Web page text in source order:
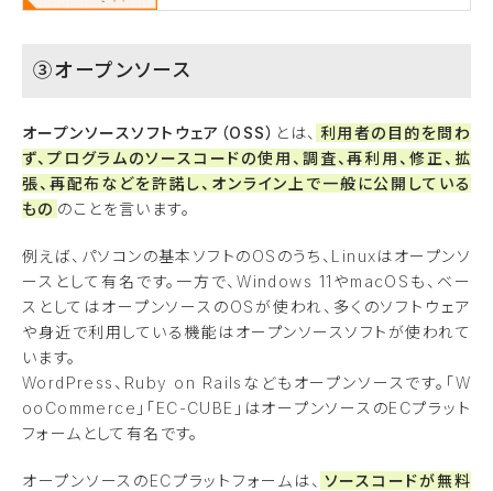
③オープンソース
オープンソースソフトウェア（OSS） とは、 利用者の目的を問わ
ず、プログラムのソースコードの使用、調査、再利用、修正、拡
張、再配布などを許諾し、オンライン上で一般に公開している
もの のことを言います。
例えば、パソコンの基本ソフトのOSのうち、Linuxはオープンソ
ースとして有名です。一方で、Windows 11やmacOSも、ベー
スとしてはオープンソースのOSが使われ、多くのソフトウェア
や身近で利用している機能はオープンソースソフトが使われて
います。
WordPress、Ruby on Railsなどもオープンソースです。「W
ooCommerce」「EC-CUBE」はオープンソースのECプラット
フォームとして有名です。
オープンソースのECプラットフォームは、 ソースコードが無料